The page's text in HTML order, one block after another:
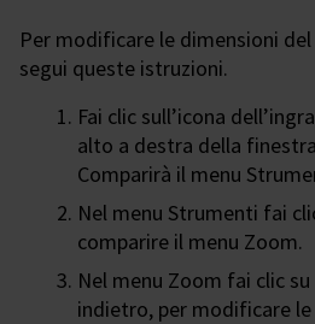
Per modificare le dimensioni
segui queste istruzioni.
Fai clic sull’icona
alto a destra della
Comparirà il menu
Nel menu Strumenti fai
comparire il menu Zoom.
Nel menu Zoom fai clic
indietro, per modificare